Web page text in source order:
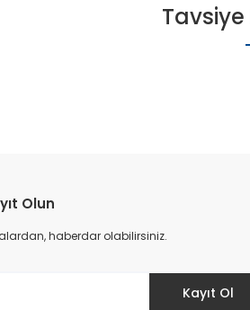
Olun
haberdar olabilirsiniz.
Kayıt Ol